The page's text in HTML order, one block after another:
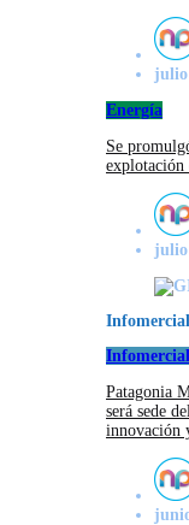
julio
Energía
Se
julio
Infomercial
Infomercial
Patagonia
será sede
innovación